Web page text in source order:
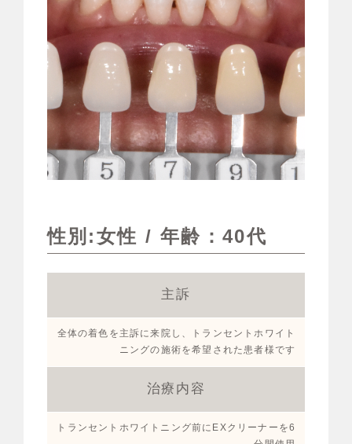
性別:女性 / 年齢：40代
主訴
全体の着色を主訴に来院し、トランセントホワイト
ニングの施術を希望された患者様です
治療内容
トランセントホワイトニング前にEXクリーナーを6